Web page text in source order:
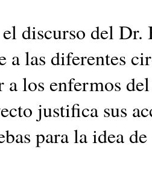
discurso del
a las diferentes
a los enfermos
justifica sus
para la idea